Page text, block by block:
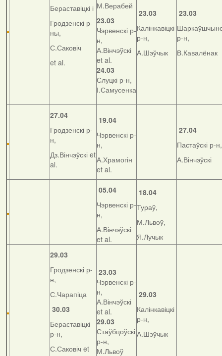
Бераставіцкі і
Гродзенскі р-
ны,
С.Саковіч
et al.
М.Верабей
23.03
Чэрвенскі р-
н,
А.Вінчэўскі
et al.
24.03
Слуцкі р-н,
І.Самусенка
23.03
Калінкавіцкі
р-н,
А.Шэўчык
23.03
р-н,
В.Кавалёнак
27.04
Гродзенскі р-
н,
Дз.Вінчэўскі et
al.
19.04
Чэрвенскі р-
н,
А.Храмогін
et al.
27.04
Пастаўскі р-н,
А.Вінчэўскі
05.04
Чэрвенскі р-
н,
А.Вінчэўскі
et al.
18.04
Тураў,
М.Львоў,
Я.Лучык
29.03
Гродзенскі р-
н,
С.Чарапіца
30.03
Бераставіцкі
р-н,
С.Саковіч et
23.03
Чэрвенскі р-
н,
А.Вінчэўскі
et al.
29.03
Стаўбцоўскі
р-н,
М.Львоў
29.03
Калінкавіцкі
р-н,
А.Шэўчык